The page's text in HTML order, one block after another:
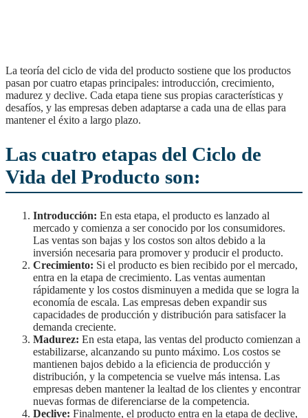
La teoría del ciclo de vida del producto sostiene que los productos
pasan por cuatro etapas principales: introducción, crecimiento,
madurez y declive. Cada etapa tiene sus propias características y
desafíos, y las empresas deben adaptarse a cada una de ellas para
mantener el éxito a largo plazo.
Las cuatro etapas del Ciclo de
Vida del Producto son:
Introducción: En esta etapa, el producto es lanzado al
mercado y comienza a ser conocido por los consumidores.
Las ventas son bajas y los costos son altos debido a la
inversión necesaria para promover y producir el producto.
Crecimiento: Si el producto es bien recibido por el mercado,
entra en la etapa de crecimiento. Las ventas aumentan
rápidamente y los costos disminuyen a medida que se logra la
economía de escala. Las empresas deben expandir sus
capacidades de producción y distribución para satisfacer la
demanda creciente.
Madurez: En esta etapa, las ventas del producto comienzan a
estabilizarse, alcanzando su punto máximo. Los costos se
mantienen bajos debido a la eficiencia de producción y
distribución, y la competencia se vuelve más intensa. Las
empresas deben mantener la lealtad de los clientes y encontrar
nuevas formas de diferenciarse de la competencia.
Declive: Finalmente, el producto entra en la etapa de declive,